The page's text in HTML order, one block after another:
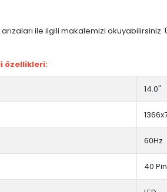
arızaları ile ilgili makalemizi
özellikleri:
14.0''
60Hz
40